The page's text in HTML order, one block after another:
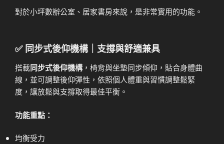
對於小坪數辦公室、居家書房來說，是非常實用的功能。
✅ 同步式後仰機構｜支撐與舒適兼具
搭載同步式後仰機構，椅背與坐墊同步傾仰，貼合身體曲
線，並可調整後仰彈性，依照個人體重與習慣調整鬆緊
度，讓放鬆與支撐取得最佳平衡。
功能重點：
均衡受力